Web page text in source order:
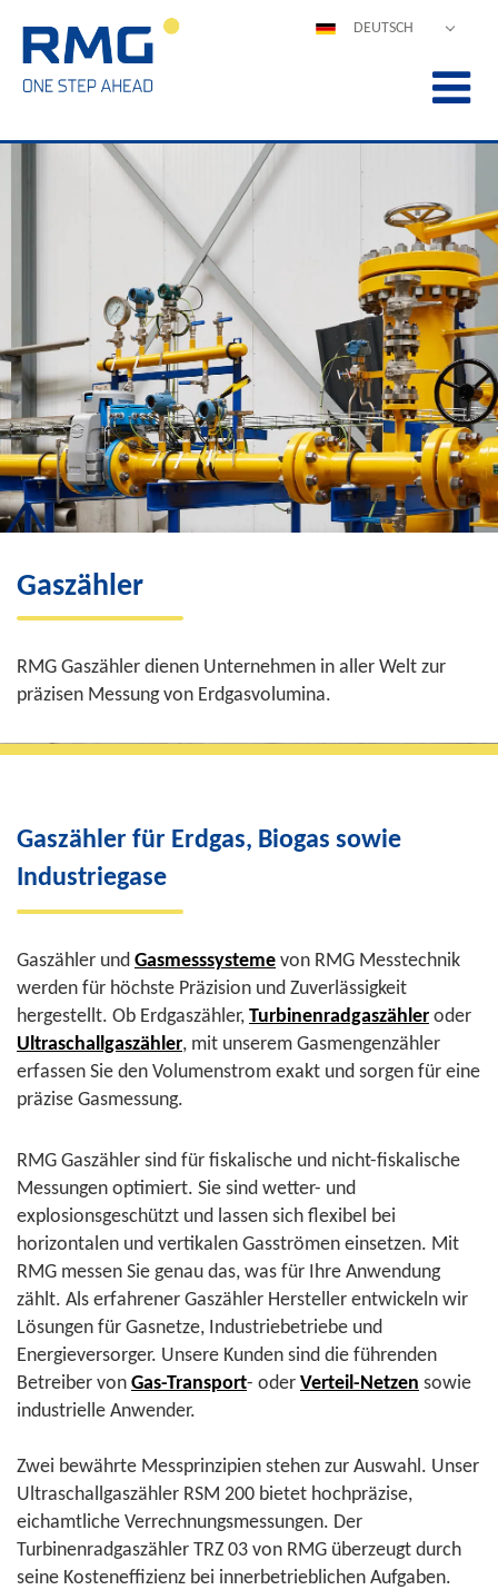
DEUTSCH
FRANÇAIS
ITALIANO
中文
PORTUGUÊS
Gaszähler
RMG Gaszähler dienen Unternehmen in aller Welt zur
präzisen Messung von Erdgasvolumina.
Gaszähler für Erdgas, Biogas sowie
Industriegase
Gaszähler und Gasmesssysteme von RMG Messtechnik
werden für höchste Präzision und Zuverlässigkeit
hergestellt. Ob Erdgaszähler, Turbinenradgaszähler oder
Ultraschallgaszähler, mit unserem Gasmengenzähler
erfassen Sie den Volumenstrom exakt und sorgen für eine
präzise Gasmessung.
RMG Gaszähler sind für fiskalische und nicht-fiskalische
Messungen optimiert. Sie sind wetter- und
explosionsgeschützt und lassen sich flexibel bei
horizontalen und vertikalen Gasströmen einsetzen. Mit
RMG messen Sie genau das, was für Ihre Anwendung
zählt. Als erfahrener Gaszähler Hersteller entwickeln wir
Lösungen für Gasnetze, Industriebetriebe und
Energieversorger. Unsere Kunden sind die führenden
Betreiber von Gas-Transport- oder Verteil-Netzen sowie
industrielle Anwender.
Zwei bewährte Messprinzipien stehen zur Auswahl. Unser
Ultraschallgaszähler RSM 200 bietet hochpräzise,
eichamtliche Verrechnungsmessungen. Der
Turbinenradgaszähler TRZ 03 von RMG überzeugt durch
seine Kosteneffizienz bei innerbetrieblichen Aufgaben.